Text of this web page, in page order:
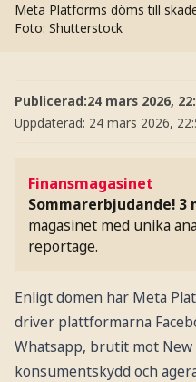
Meta Platforms döms till
Foto: Shutterstock
Publicerad:24 mars 2026,
Uppdaterad: 24 mars 2026,
Finansmagasinet
Sommarerbjudande! 3
magasinet med unika
reportage.
Enligt domen har Meta
driver plattformarna
Whatsapp, brutit mot
konsumentskydd och